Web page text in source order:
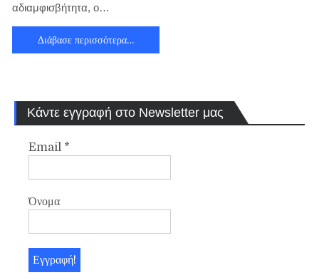
αδιαμφισβήτητα, ο…
Διάβασε περισσότερα…
Κάντε εγγραφή στο Newsletter μας
Email *
Όνομα